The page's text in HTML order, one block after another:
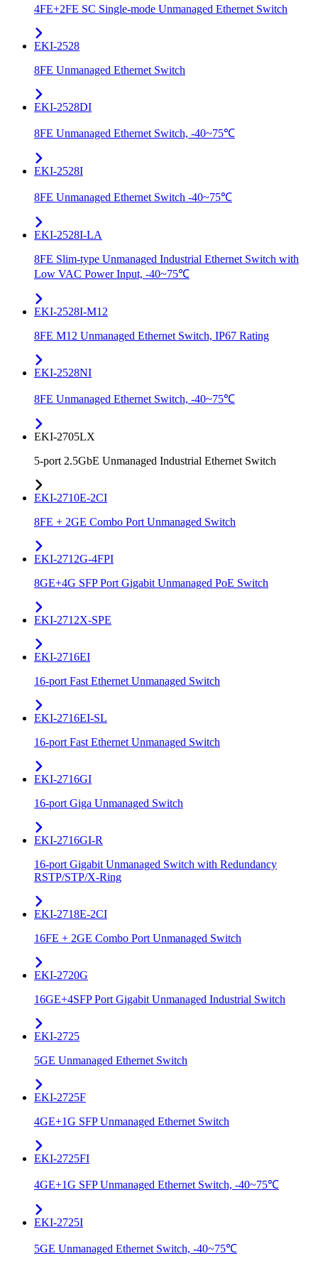
4FE+2FE SC Single-mode Unmanaged Ethernet Switch
EKI-2528
8FE Unmanaged Ethernet Switch
EKI-2528DI
8FE Unmanaged Ethernet Switch, -40~75℃
EKI-2528I
8FE Unmanaged Ethernet Switch -40~75℃
EKI-2528I-LA
8FE Slim-type Unmanaged Industrial Ethernet Switch with
Low VAC Power Input, -40~75℃
EKI-2528I-M12
8FE M12 Unmanaged Ethernet Switch, IP67 Rating
EKI-2528NI
8FE Unmanaged Ethernet Switch, -40~75℃
EKI-2705LX
5-port 2.5GbE Unmanaged Industrial Ethernet Switch
EKI-2710E-2CI
8FE + 2GE Combo Port Unmanaged Switch
EKI-2712G-4FPI
8GE+4G SFP Port Gigabit Unmanaged PoE Switch
EKI-2712X-SPE
EKI-2716EI
16-port Fast Ethernet Unmanaged Switch
EKI-2716EI-SL
16-port Fast Ethernet Unmanaged Switch
EKI-2716GI
16-port Giga Unmanaged Switch
EKI-2716GI-R
16-port Gigabit Unmanaged Switch with Redundancy
RSTP/STP/X-Ring
EKI-2718E-2CI
16FE + 2GE Combo Port Unmanaged Switch
EKI-2720G
16GE+4SFP Port Gigabit Unmanaged Industrial Switch
EKI-2725
5GE Unmanaged Ethernet Switch
EKI-2725F
4GE+1G SFP Unmanaged Ethernet Switch
EKI-2725FI
4GE+1G SFP Unmanaged Ethernet Switch, -40~75℃
EKI-2725I
5GE Unmanaged Ethernet Switch, -40~75℃